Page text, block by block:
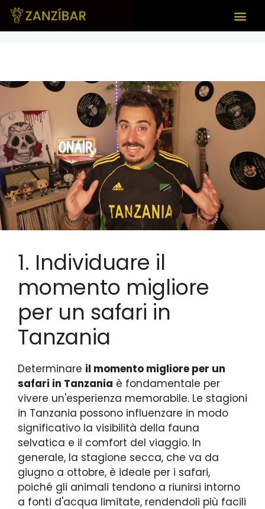
1. Individuare il
momento migliore
per un safari in
Tanzania
Determinare il momento migliore per un
safari in Tanzania è fondamentale per
vivere un'esperienza memorabile. Le stagioni
in Tanzania possono influenzare in modo
significativo la visibilità della fauna
selvatica e il comfort del viaggio. In
generale, la stagione secca, che va da
giugno a ottobre, è ideale per i safari,
poiché gli animali tendono a riunirsi intorno
a fonti d'acqua limitate, rendendoli più facili